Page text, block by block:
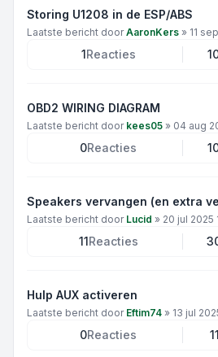
Storing U1208 in de ESP/ABS
Laatste bericht doorAaronKers » 11
1Reacties
OBD2 WIRING DIAGRAM
Laatste bericht door kees05 » 04 aug
0Reacties
Speakers vervangen (en extra
Laatste bericht door Lucid » 20 jul 2025
11Reacties
Hulp AUX activeren
Laatste bericht door Eftim74 » 13 jul
0Reacties